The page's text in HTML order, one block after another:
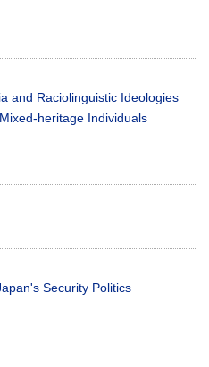
and Raciolinguistic Ideologies
heritage Individuals
Security Politics